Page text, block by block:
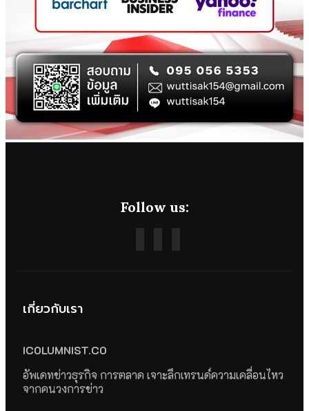
Follow us:
เกี่ยวกับเรา
ICOLUMNIST.CO
อัพเดทข่าวธุรกิจ การตลาด เจาะลึกเทรนด์ความเคลื่อนไหว
จากคนวงการข่าว